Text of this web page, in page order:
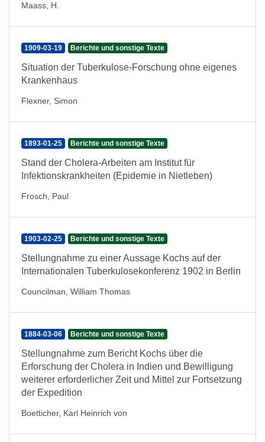
Maass, H.
1909-03-19 Berichte und sonstige Texte
Situation der Tuberkulose-Forschung ohne eigenes
Krankenhaus
Flexner, Simon
1893-01-25 Berichte und sonstige Texte
Stand der Cholera-Arbeiten am Institut für
Infektionskrankheiten (Epidemie in Nietleben)
Frosch, Paul
1903-02-25 Berichte und sonstige Texte
Stellungnahme zu einer Aussage Kochs auf der
Internationalen Tuberkulosekonferenz 1902 in Berlin
Councilman, William Thomas
1884-03-06 Berichte und sonstige Texte
Stellungnahme zum Bericht Kochs über die
Erforschung der Cholera in Indien und Bewilligung
weiterer erforderlicher Zeit und Mittel zur Fortsetzung
der Expedition
Boetticher, Karl Heinrich von